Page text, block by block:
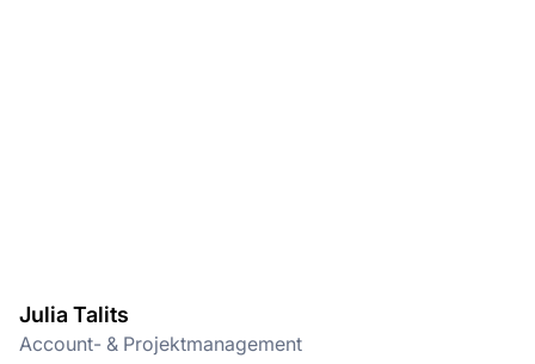
Julia Talits
Account- & Projektmanagement